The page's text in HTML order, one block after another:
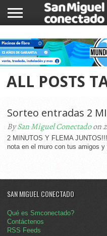
NOTICIAS
COMUNIDAD
COMERCIOS
ALL POSTS
Sorteo entradas 2
BySan Miguel Conectadoon
2 MINUTOS Y FLEMA
nota en el muro con tus amigos
SAN MIGUEL CONECTADO
Qué es Smconectado?
Contáctenos
RSS Feeds